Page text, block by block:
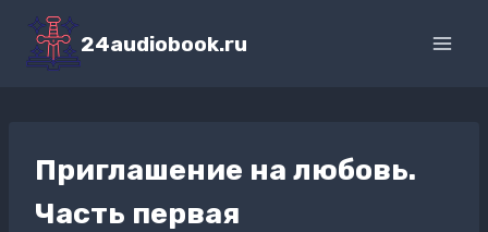
Перейти
содержимому
24audiobook.ru
Приглашение на любовь.
Часть первая